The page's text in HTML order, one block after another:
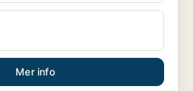
Mer info